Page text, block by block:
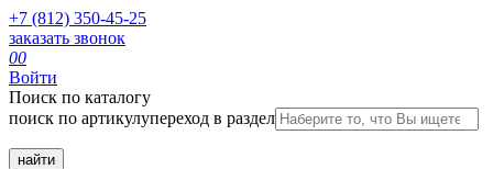
+7 (812) 350-45-25
заказать звонок
00
Войти
Поиск по каталогу
поиск по артикулупереход в раздел